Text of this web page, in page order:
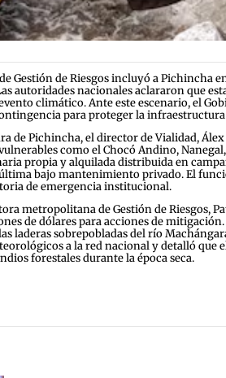
Gestión de Riesgos incluyó a Pichincha
autoridades nacionales aclararon que
climático. Ante este escenario, el
para proteger la
de Pichincha, el director de Vialidad,
como el Chocó Andino,
propia y alquilada distribuida en
bajo mantenimiento privado. El
de emergencia institucional.
metropolitana de Gestión de Riesgos,
de dólares para acciones de
laderas sobrepobladas del río
a la red nacional y detalló que
forestales durante la época seca.